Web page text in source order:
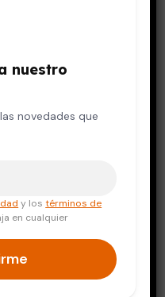
nuestro
novedades que
y lostérminos de
en cualquier